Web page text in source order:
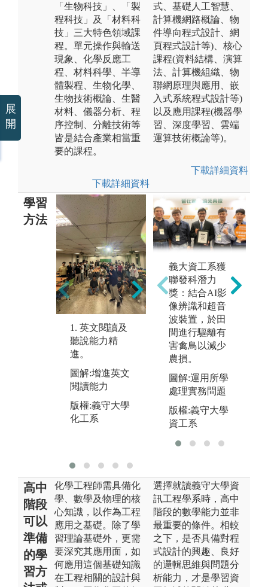
「生物科技」、「製
程科技」及「材料科
技」三大特色領域課
程。單元操作與輸送
現象、化學反應工
程、材料科學、半導
體製程、生物化學、
生物技術概論、生醫
材料、儀器分析、程
序控制、分離技術等
皆是結合產業相當重
要的課程。
下載詳細資料
式、基礎人工智慧、
計算機網路概論、物
件導向程式設計、網
頁程式設計等)、核心
課程(資料結構、演算
法、計算機組織、物
聯網原理與應用、嵌
入式系統程式設計等)
以及應用課程(機器學
習、深度學習、雲端
運算技術概論等)。
下載詳細資料
學習
方法
1. 英文閱讀及
聽說能力精
進。
圖解:增進英文
閱讀能力
版權:義守大學
化工系
2. 需培養基本
數學及物理觀
念，以應用於
工程理論之學
習。
圖解:培養基本
數學及物理觀
念
版權:義守大學
化工系
義大資工系獲
聯發科潛力
獎：結合AI影
像辨識和超音
波裝置，於田
間進行驅離有
害禽鳥以減少
農損。
圖解:運用所學
處理實務問題
版權:義守大學
資工系
高中
階段
可以
準備
的學
習方
化學工程師需具備化
學、數學及物理的核
心知識，以作為工程
應用之基礎。除了學
習理論基礎外，更需
要深究其應用面，如
何應用這個基礎知識
在工程相關的設計與
選擇就讀義守大學資
訊工程學系時，高中
階段的數學能力並非
最重要的條件。相較
之下，是否具備對程
式設計的興趣、良好
的邏輯思維與問題分
析能力，才是學習資
展
開